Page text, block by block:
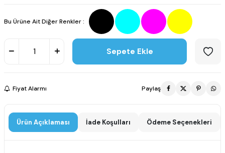
Bu Ürüne Ait Diğer Renkler :
Sepete Ekle
Fiyat Alarmı Paylaş
Ürün Açıklaması İade Koşulları Ödeme Seçenekleri